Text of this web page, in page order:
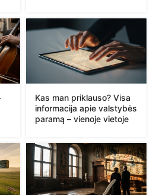
Kas man priklauso? Visa
informacija apie valstybės
paramą – vienoje vietoje